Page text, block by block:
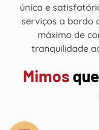
única e
serviços a bordo
máximo de
tranquilidade
Mimos